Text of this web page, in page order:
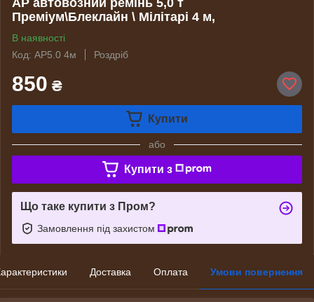
Преміум\Блеклайн \ Мілітарі 4 м,
В наявності
Код: АР5.0 4м
Роздріб
850 ₴
Купити
або
Купити з
Що таке купити з Пром?
Замовлення під захистом
Доставка Оплата Умови повернення